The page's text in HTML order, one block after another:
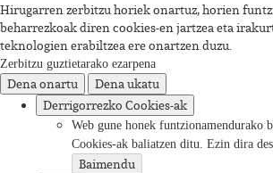
Hirugarren zerbitzu horiek onartuz, horien
beharrezkoak diren cookies-en jartzea eta
teknologien erabiltzea ere onartzen duzu.
Zerbitzu guztietarako ezarpena
Dena onartu
Dena ukatu
Derrigorrezko Cookies-ak
Web gune honek funtzionamendurako
Cookies-ak baliatzen ditu. Ezin dira
Baimendu